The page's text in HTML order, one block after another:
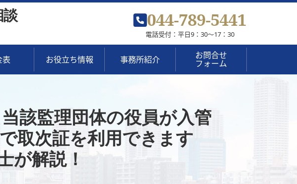
044-789-5441
電話受付：平日9：30～17：30
表 お役立ち情報 事務所紹介 お問合せ
フォーム
該監理団体の役員が入管
取次証を利用できます
が解説！